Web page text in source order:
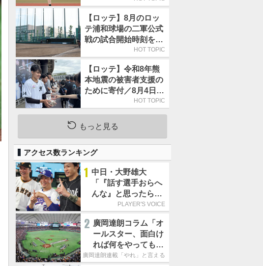
【ロッテ】8月のロッ
テ浦和球場の二軍公式
戦の試合開始時刻を午
前10時30分に変更HOT TOPIC
【ロッテ】令和8年熊
本地震の被害者支援の
ために寄付／8月4日に
は選手たちが募金箱を
HOT TOPIC
もっと見る
アクセス数ランキング
1 中日・大野雄大
「『話す選手おらへ
んな』と思ったら坂
本勇人が来た！」／
PLAYER'S VOICE
2 廣岡達朗コラム「オ
ールスター、面白け
れば何をやってもい
いという発想は大間
廣岡達朗連載「やれ」と言える信念